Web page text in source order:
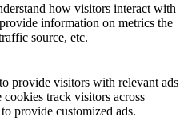
how visitors interact with
information on metrics the
source, etc.
provide visitors with relevant ads
track visitors across
provide customized ads.